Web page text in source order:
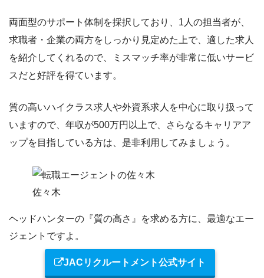
両面型のサポート体制を採択しており、1人の担当者が、
求職者・企業の両方をしっかり見定めた上で、適した求人
を紹介してくれるので、ミスマッチ率が非常に低いサービ
スだと好評を得ています。
質の高いハイクラス求人や外資系求人を中心に取り扱って
いますので、年収が500万円以上で、さらなるキャリアア
ップを目指している方は、是非利用してみましょう。
佐々木
ヘッドハンターの『質の高さ』を求める方に、最適なエー
ジェントですよ。
JACリクルートメント公式サイト